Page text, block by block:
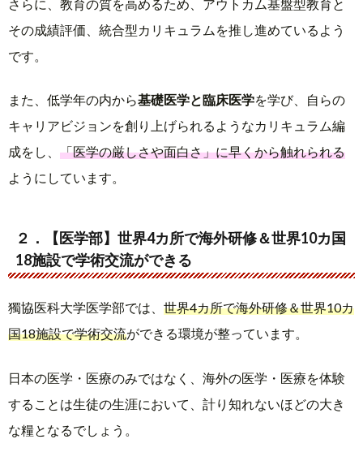
さらに、教育の質を高めるため、アウトカム基盤型教育と
その成績評価、統合型カリキュラムを推し進めているよう
です。
また、低学年の内から基礎医学と臨床医学を学び、自らの
キャリアビジョンを創り上げられるようなカリキュラム編
成をし、 「医学の厳しさや面白さ」に早くから触れられる
ようにしています。
２．【医学部】世界4カ所で海外研修＆世界10カ国
18施設で学術交流ができる
獨協医科大学医学部では、 世界4カ所で海外研修＆世界10カ
国18施設で学術交流ができる環境が整っています。
日本の医学・医療のみではなく、海外の医学・医療を体験
することは生徒の生涯において、計り知れないほどの大き
な糧となるでしょう。